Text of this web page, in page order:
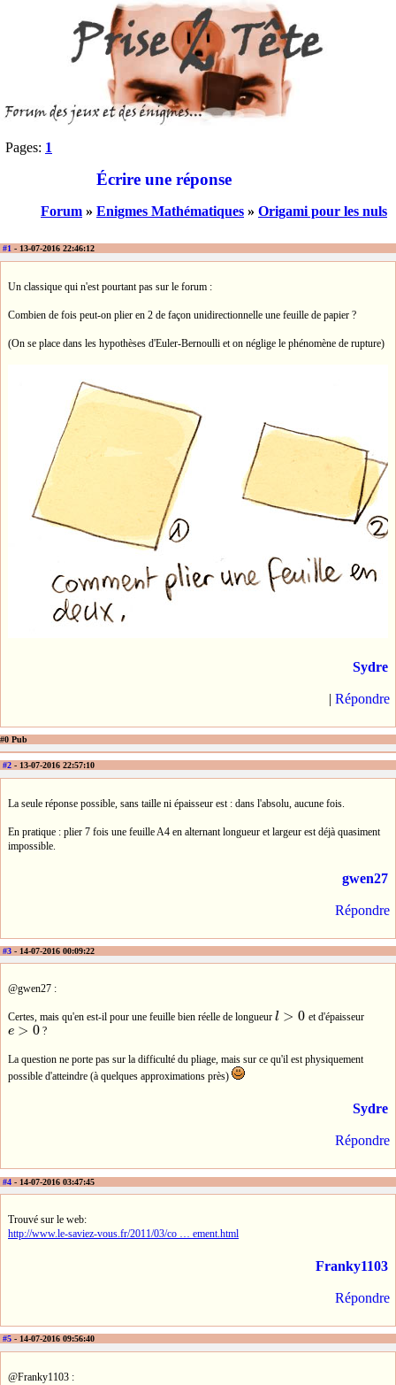
Pages: 1
Écrire une réponse
Forum » Enigmes Mathématiques » Origami pour les nuls
#1 - 13-07-2016 22:46:12
Un classique qui n'est pourtant pas sur le forum :
Combien de fois peut-on plier en 2 de façon unidirectionnelle une feuille de papier ?
(On se place dans les hypothèses d'Euler-Bernoulli et on néglige le phénomène de rupture)
Sydre
| Répondre
#0 Pub
#2 - 13-07-2016 22:57:10
La seule réponse possible, sans taille ni épaisseur est : dans l'absolu, aucune fois.
En pratique : plier 7 fois une feuille A4 en alternant longueur et largeur est déjà quasiment
impossible.
gwen27
Répondre
#3 - 14-07-2016 00:09:22
@gwen27 :
Certes, mais qu'en est-il pour une feuille bien réelle de longueur l > 0
l> 0
et d'épaisseur
e > 0
e> 0 ?
La question ne porte pas sur la difficulté du pliage, mais sur ce qu'il est physiquement
possible d'atteindre (à quelques approximations près)
Sydre
Répondre
#4 - 14-07-2016 03:47:45
Trouvé sur le web:
http://www.le-saviez-vous.fr/2011/03/co … ement.html
Franky1103
Répondre
#5 - 14-07-2016 09:56:40
@Franky1103 :